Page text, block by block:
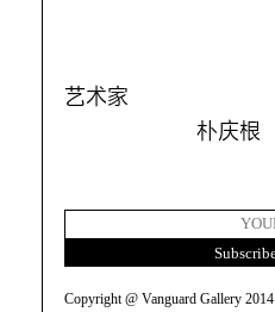
艺术家
朴庆根
Copyright @ Vanguard Gallery 2014